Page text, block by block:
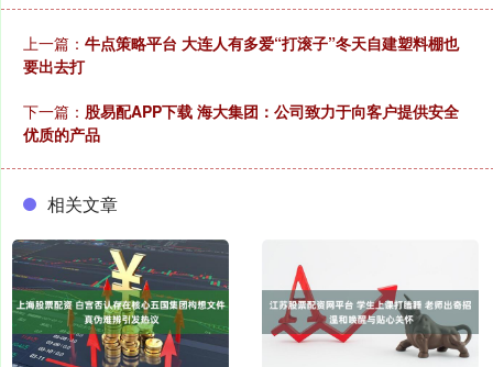
上一篇： 牛点策略平台 大连人有多爱“打滚子”冬天自建塑料棚也
要出去打
下一篇： 股易配APP下载 海大集团：公司致力于向客户提供安全
优质的产品
相关文章